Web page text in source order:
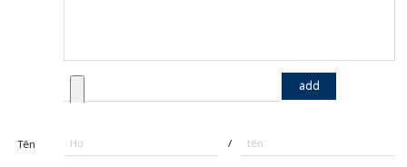
add
Tên /